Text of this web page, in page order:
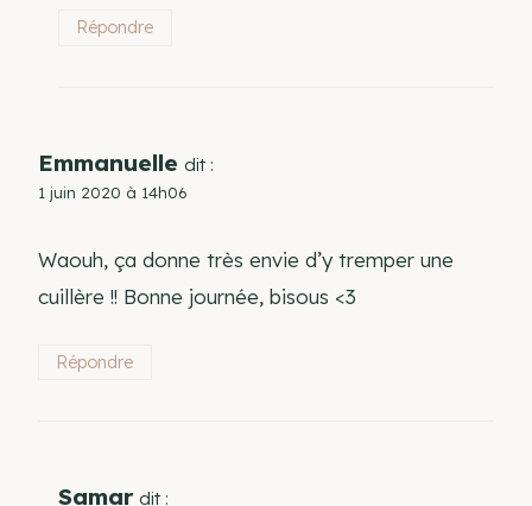
Répondre
Emmanuelle dit :
1 juin 2020 à 14h06
Waouh, ça donne très envie d’y tremper une
cuillère !! Bonne journée, bisous <3
Répondre
Samar dit :